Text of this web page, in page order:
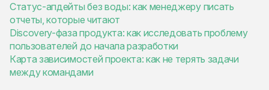
Статус-апдейты без воды: как менеджеру писать
отчеты, которые читают
Discovery-фаза продукта: как исследовать проблему
пользователей до начала разработки
Карта зависимостей проекта: как не терять задачи
между командами